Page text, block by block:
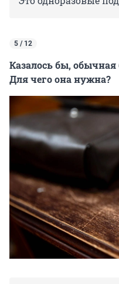
5 / 12
Казалось бы, обычная
Для чего она нужна?